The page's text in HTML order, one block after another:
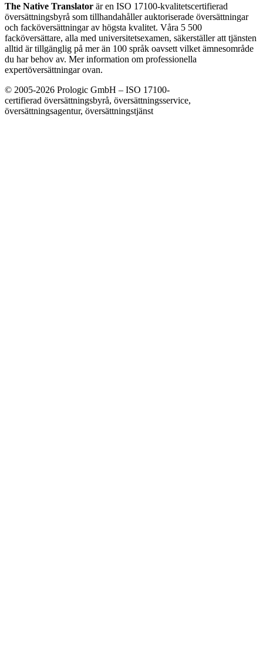
The Native Translator är en ISO 17100-kvalitetscertifierad
översättningsbyrå som tillhandahåller auktoriserade översättningar
och facköversättningar av högsta kvalitet. Våra 5 500
facköversättare, alla med universitetsexamen, säkerställer att tjänsten
alltid är tillgänglig på mer än 100 språk oavsett vilket ämnesområde
du har behov av. Mer information om professionella
expertöversättningar ovan.
© 2005-2026 Prologic GmbH – ISO 17100-
certifierad översättningsbyrå, översättningsservice,
översättningsagentur, översättningstjänst